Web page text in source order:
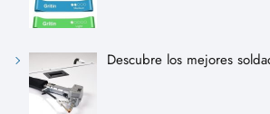
Descubre los mejores